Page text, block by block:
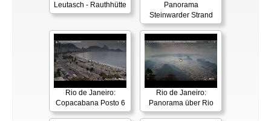
Leutasch - Rauthhütte
Panorama
Steinwarder Strand
Rio de Janeiro:
Copacabana Posto 6
Rio de Janeiro:
Panorama über Rio